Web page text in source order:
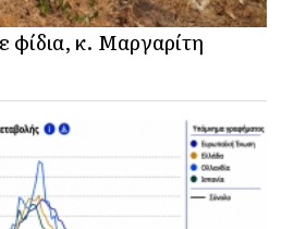
φίδια, κ. Μαργαρίτη